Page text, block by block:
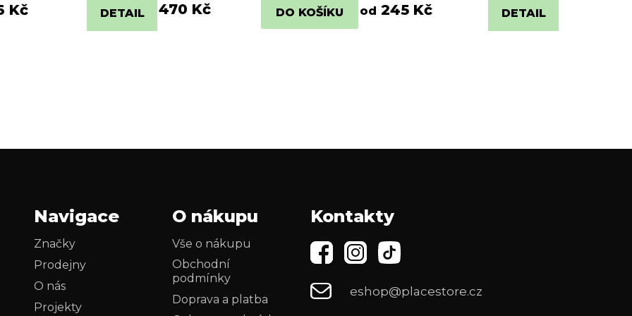
Kč DETAIL 470 Kč DO KOŠÍKU od 245 Kč DETAIL
Navigace
Značky
Prodejny
O nás
Projekty
O nákupu
Vše o nákupu
Obchodní
podmínky
Doprava a platba
Kontakty
eshop@placestore.cz